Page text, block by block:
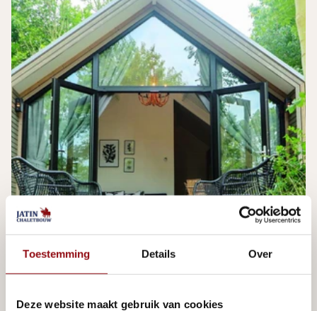
Toestemming Details Over
Deze website maakt gebruik van cookies